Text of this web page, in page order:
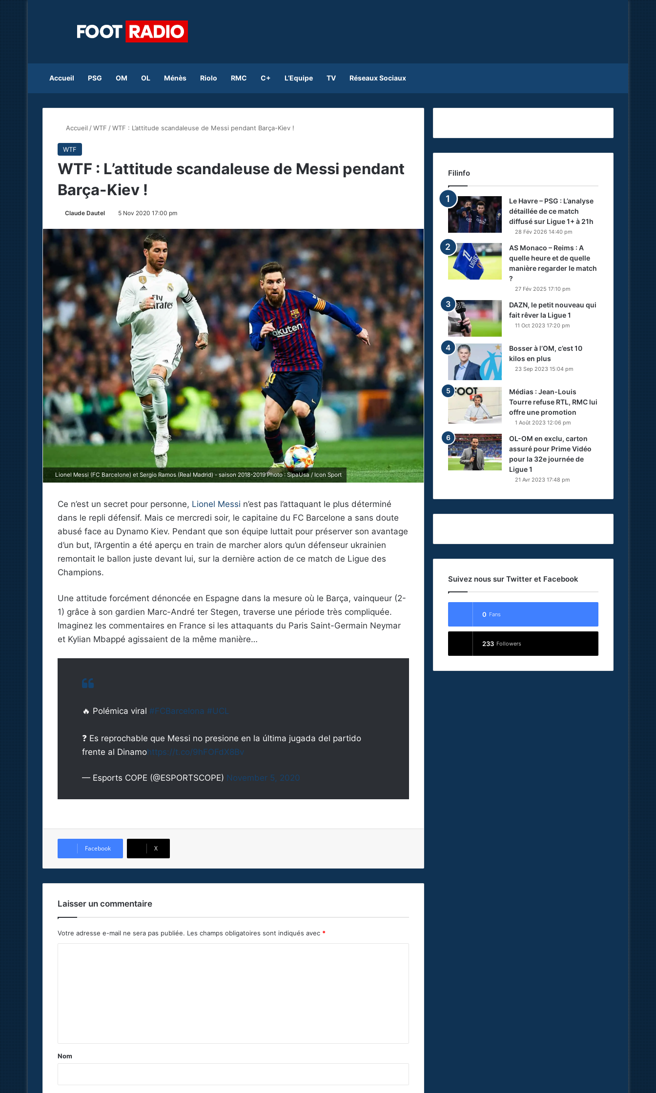
Accueil PSG OM OL Ménès Riolo RMC C+ L’Equipe TV Réseaux Sociaux
Accueil /WTF /WTF : L’attitude scandaleuse de Messi pendant Barça-Kiev !
WTF
WTF : L’attitude scandaleuse de Messi pendant
Barça-Kiev !
Claude Dautel 5 Nov 2020 17:00 pm
Lionel Messi (FC Barcelone) et Sergio Ramos (Real Madrid) - saison 2018-2019 Photo : SipaUsa / Icon Sport
Ce n’est un secret pour personne, Lionel Messi n’est pas l’attaquant le plus déterminé
dans le repli défensif. Mais ce mercredi soir, le capitaine du FC Barcelone a sans doute
abusé face au Dynamo Kiev. Pendant que son équipe luttait pour préserver son avantage
d’un but, l’Argentin a été aperçu en train de marcher alors qu’un défenseur ukrainien
remontait le ballon juste devant lui, sur la dernière action de ce match de Ligue des
Champions.
Une attitude forcément dénoncée en Espagne dans la mesure où le Barça, vainqueur (2-
1) grâce à son gardien Marc-André ter Stegen, traverse une période très compliquée.
Imaginez les commentaires en France si les attaquants du Paris Saint-Germain Neymar
et Kylian Mbappé agissaient de la même manière…
🔥 Polémica viral #FCBarcelona #UCL
❓ Es reprochable que Messi no presione en la última jugada del partido
frente al Dinamohttps://t.co/9hFOFdX8Bv
— Esports COPE (@ESPORTSCOPE) November 5, 2020
Facebook X
Laisser un commentaire
Votre adresse e-mail ne sera pas publiée. Les champs obligatoires sont indiqués avec *
a
Nom
Filinfo
Le Havre – PSG : L’analyse
détaillée de ce match
diffusé sur Ligue 1+ à 21h
28 Fév 2026 14:40 pm
AS Monaco – Reims : A
quelle heure et de quelle
manière regarder le match
?
27 Fév 2025 17:10 pm
DAZN, le petit nouveau qui
fait rêver la Ligue 1
11 Oct 2023 17:20 pm
Bosser à l’OM, c’est 10
kilos en plus
23 Sep 2023 15:04 pm
Médias : Jean-Louis
Tourre refuse RTL, RMC lui
offre une promotion
1 Août 2023 12:06 pm
OL-OM en exclu, carton
assuré pour Prime Vidéo
pour la 32e journée de
Ligue 1
21 Avr 2023 17:48 pm
Suivez nous sur Twitter et Facebook
0 Fans
233 Followers